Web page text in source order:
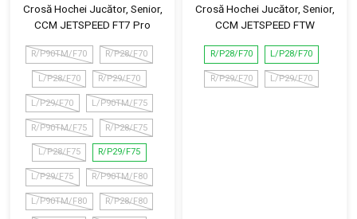
Crosă Hochei Jucător, Senior,
CCM JETSPEED FT7 Pro
R/P90TM/F70 R/P28/F70
L/P28/F70 R/P29/F70
L/P29/F70 L/P90TM/F75
R/P90TM/F75 R/P28/F75
L/P28/F75 R/P29/F75
L/P29/F75 R/P90TM/F80
L/P90TM/F80 R/P28/F80
Crosă Hochei Jucător, Senior,
CCM JETSPEED FTW
R/P28/F70 L/P28/F70
R/P29/F70 L/P29/F70